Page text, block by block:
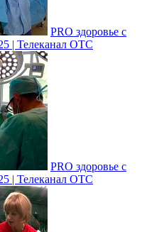
PRO здоровье с
| Телеканал ОТС
PRO здоровье с
| Телеканал ОТС